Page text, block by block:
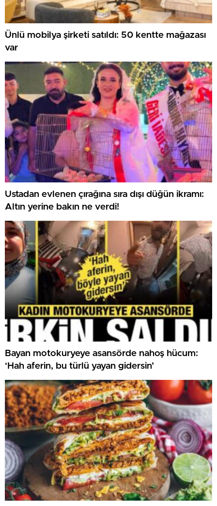
Ünlü mobilya şirketi satıldı: 50 kentte mağazası
var
Ustadan evlenen çırağına sıra dışı düğün ikramı:
Altın yerine bakın ne verdi!
Bayan motokuryeye asansörde nahoş hücum:
‘Hah aferin, bu türlü yayan gidersin’